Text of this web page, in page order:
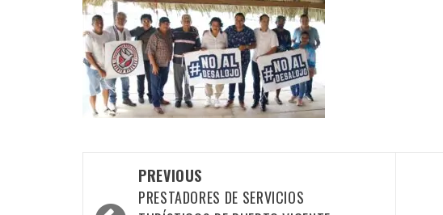
navigation
PREVIOUS
PRESTADORES DE SERVICIOS